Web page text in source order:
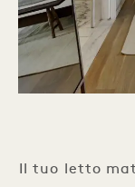
Il tuo letto